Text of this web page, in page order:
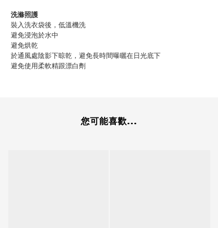
洗滌照護
裝入洗衣袋後，低溫機洗
避免浸泡於水中
避免烘乾
於通風處陰影下晾乾，避免長時間曝曬在日光底下
避免使用柔軟精跟漂白劑
您可能喜歡...